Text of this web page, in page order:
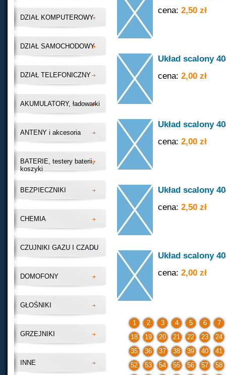
DZIAŁ KOMPUTEROWY
DZIAŁ SAMOCHODOWY
DZIAŁ TELEFONICZNY
AKUMULATORY, ładowarki
ANTENY i akcesoria
BATERIE, testery baterii,
koszyki
BEZPIECZNIKI
CHEMIA
CZUJNIKI GAZU I CZADU
DOMOFONY
GŁOŚNIKI
GRZEJNIKI
INNE
cena: 2,50 zł
Układ scalony
cena: 2,00 zł
Układ scalony
cena: 2,00 zł
Układ scalony
cena: 2,50 zł
Układ scalony
cena: 2,00 zł
1 2 3 4 5 6
7
18
19 20 21 22 23
24
35
36 37 38 39 40
41
52
53 54 55 56 57
58